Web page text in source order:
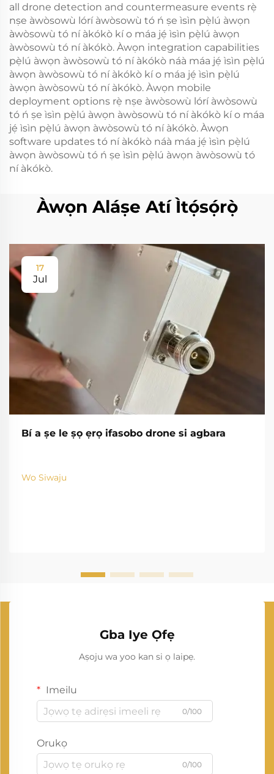
all drone detection and countermeasure events rẹ̀
nṣe àwòsowù lórí àwòsowù tó ń ṣe ìsìn pẹ̀lú àwọn
àwòsowù tó ní àkókò kí o máa jẹ́ ìsìn pẹ̀lú àwọn
àwòsowù tó ní àkókò. Àwọn integration capabilities
pẹ̀lú àwọn àwòsowù tó ní àkókò náà máa jẹ́ ìsìn pẹ̀lú
àwọn àwòsowù tó ní àkókò kí o máa jẹ́ ìsìn pẹ̀lú
àwọn àwòsowù tó ní àkókò. Àwọn mobile
deployment options rẹ̀ nṣe àwòsowù lórí àwòsowù
tó ń ṣe ìsìn pẹ̀lú àwọn àwòsowù tó ní àkókò kí o máa
jẹ́ ìsìn pẹ̀lú àwọn àwòsowù tó ní àkókò. Àwọn
software updates tó ní àkókò náà máa jẹ́ ìsìn pẹ̀lú
àwọn àwòsowù tó ń ṣe ìsìn pẹ̀lú àwọn àwòsowù tó
ní àkókò.
Àwọn Aláṣe Atí Ìtọ́sọ́rọ̀
17
Jul
Bí a ṣe le ṣọ ẹrọ ifasobo drone si agbara
Wo Siwaju
Gba Iye Ọfẹ
Aṣoju wa yoo kan si ọ laipẹ.
Imeilu
0/100
Orukọ
0/100